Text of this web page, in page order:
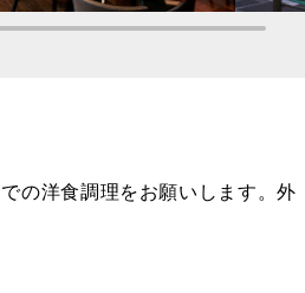
の洋食調理をお願いします。外